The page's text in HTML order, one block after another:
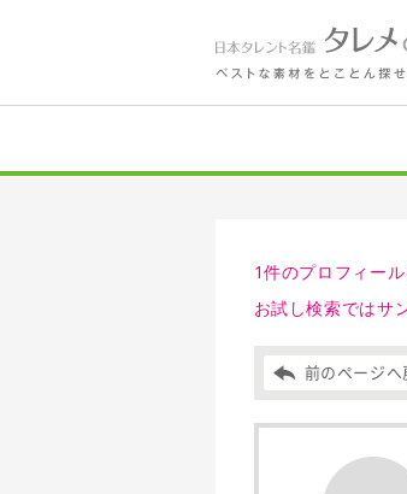
1件のプロフィー
お試し検索ではサ
前のページへ